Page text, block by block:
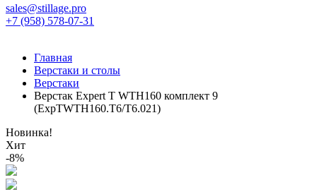
sales@stillage.pro
+7 (958) 578-07-31
Главная
Верстаки и столы
Верстаки
Верстак Expert T WTH160 комплект 9
(ExpTWTH160.T6/T6.021)
Новинка!
Хит
-8%